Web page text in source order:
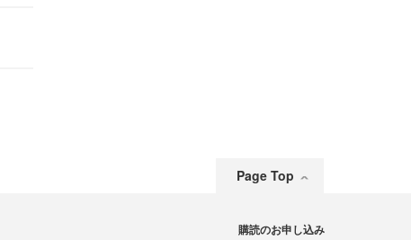
Page Top
購読のお申し込み